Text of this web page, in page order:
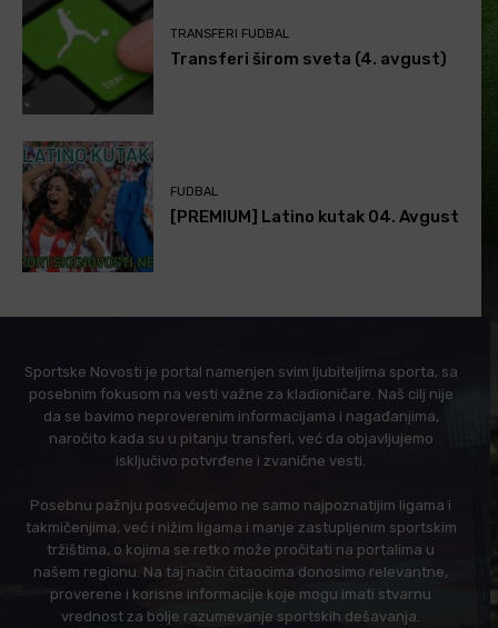
TRANSFERI FUDBAL
Transferi širom sveta (4. avgust)
FUDBAL
[PREMIUM] Latino kutak 04. Avgust
Sportske Novosti je portal namenjen svim ljubiteljima sporta, sa
posebnim fokusom na vesti važne za kladioničare. Naš cilj nije
da se bavimo neproverenim informacijama i nagađanjima,
naročito kada su u pitanju transferi, već da objavljujemo
isključivo potvrđene i zvanične vesti.
Posebnu pažnju posvećujemo ne samo najpoznatijim ligama i
takmičenjima, već i nižim ligama i manje zastupljenim sportskim
tržištima, o kojima se retko može pročitati na portalima u
našem regionu. Na taj način čitaocima donosimo relevantne,
proverene i korisne informacije koje mogu imati stvarnu
vrednost za bolje razumevanje sportskih dešavanja.